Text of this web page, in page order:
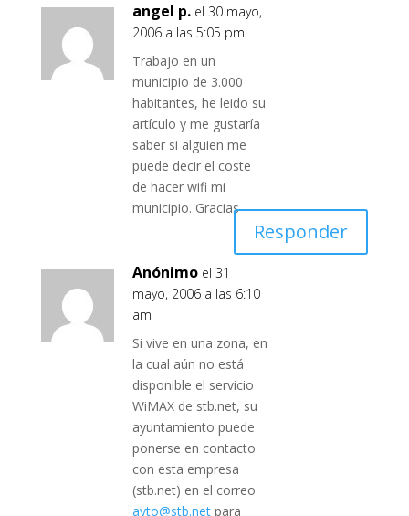
angel p. el 30 mayo,
2006 a las 5:05 pm
Trabajo en un
municipio de 3.000
habitantes, he leido su
artículo y me gustaría
saber si alguien me
puede decir el coste
de hacer wifi mi
municipio. Gracias
Responder
Anónimo el 31
mayo, 2006 a las 6:10
am
Si vive en una zona, en
la cual aún no está
disponible el servicio
WiMAX de stb.net, su
ayuntamiento puede
ponerse en contacto
con esta empresa
(stb.net) en el correo
ayto@stb.netpara